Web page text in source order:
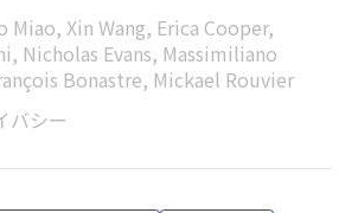
Miao, Xin Wang, Erica Cooper,
Nicholas Evans, Massimiliano
Bonastre, Mickael Rouvier
バシー